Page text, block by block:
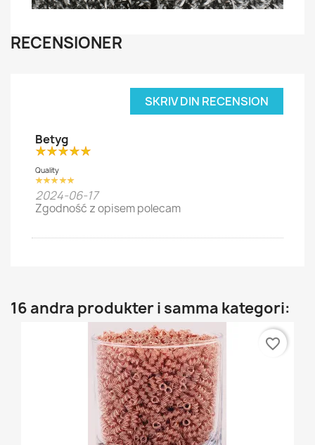
RECENSIONER
SKRIV DIN RECENSION
Betyg
Quality
2024-06-17
Zgodność z opisem polecam
16 andra produkter i samma kategori:
favorite_border